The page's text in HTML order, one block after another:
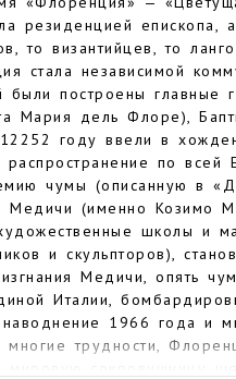
резиденцией епископа,
то византийцев, то
стала независимой
были построены
Мария дель Флоре),
году ввели в
по всей
чумы (описанную в
Медичи (именно Козимо
школы и
и скульпторов),
Медичи, опять
Италии,
1966 года и
трудности,
мировую сокровищницу